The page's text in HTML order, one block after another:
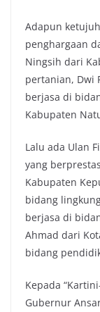
Adapun
penghargaan
Ningsih dari
pertanian, Dwi
berjasa di
Kabupaten
Lalu ada Ulan
yang
Kabupaten
bidang
berjasa di
Ahmad dari
bidang
Kepada
Gubernur